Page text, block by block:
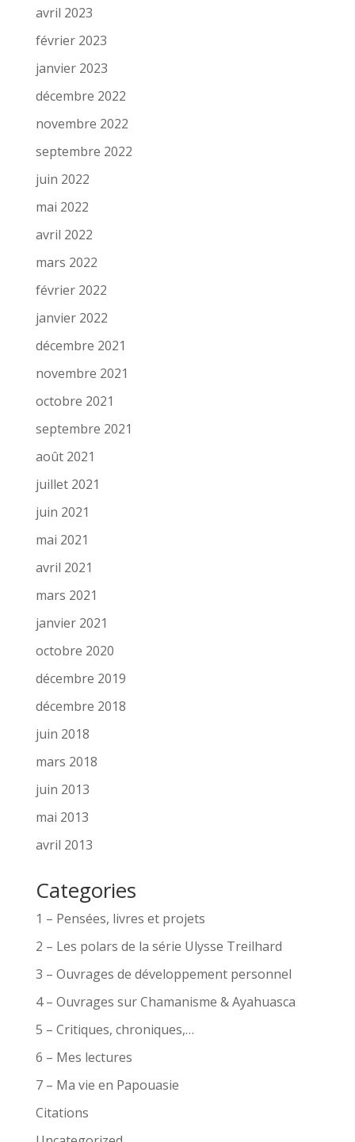
avril 2023
février 2023
janvier 2023
décembre 2022
novembre 2022
septembre 2022
juin 2022
mai 2022
avril 2022
mars 2022
février 2022
janvier 2022
décembre 2021
novembre 2021
octobre 2021
septembre 2021
août 2021
juillet 2021
juin 2021
mai 2021
avril 2021
mars 2021
janvier 2021
octobre 2020
décembre 2019
décembre 2018
juin 2018
mars 2018
juin 2013
mai 2013
avril 2013
Categories
1 – Pensées, livres et projets
2 – Les polars de la série Ulysse Treilhard
3 – Ouvrages de développement personnel
4 – Ouvrages sur Chamanisme & Ayahuasca
5 – Critiques, chroniques,…
6 – Mes lectures
7 – Ma vie en Papouasie
Citations